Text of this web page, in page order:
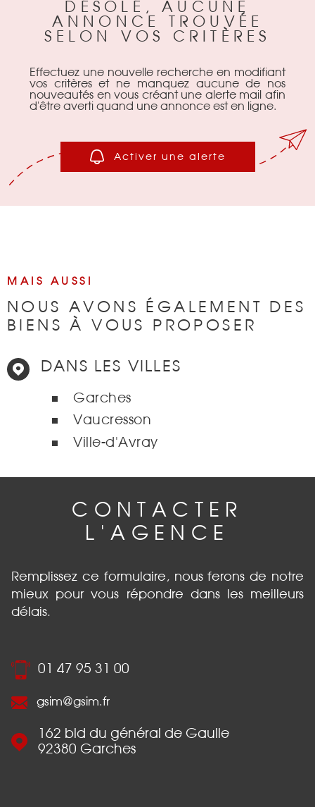
BIENS
NOTRE
CONTACT
DÉSOLÉ, AUCUNE
ANNONCE TROUVÉE
SELON VOS CRITÈRES
Effectuez une nouvelle recherche en modifiant
vos critères et ne manquez aucune de nos
nouveautés en vous créant une alerte mail afin
d'être averti quand une annonce est en ligne.
Activer une alerte
MAIS AUSSI
NOUS AVONS ÉGALEMENT DES
BIENS À VOUS PROPOSER
DANS LES VILLES
Garches
Vaucresson
Ville-d'Avray
CONTACTER
L'AGENCE
Remplissez ce formulaire, nous ferons de notre
mieux pour vous répondre dans les meilleurs
délais.
01 47 95 31 00
gsim@gsim.fr
162 bld du général de Gaulle
92380
Garches